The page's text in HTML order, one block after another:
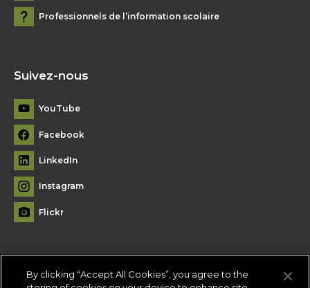
Professionnels de l’information scolaire
Suivez-nous
YouTube
Facebook
LinkedIn
Instagram
Flickr
By clicking “Accept All Cookies”, you agree to the